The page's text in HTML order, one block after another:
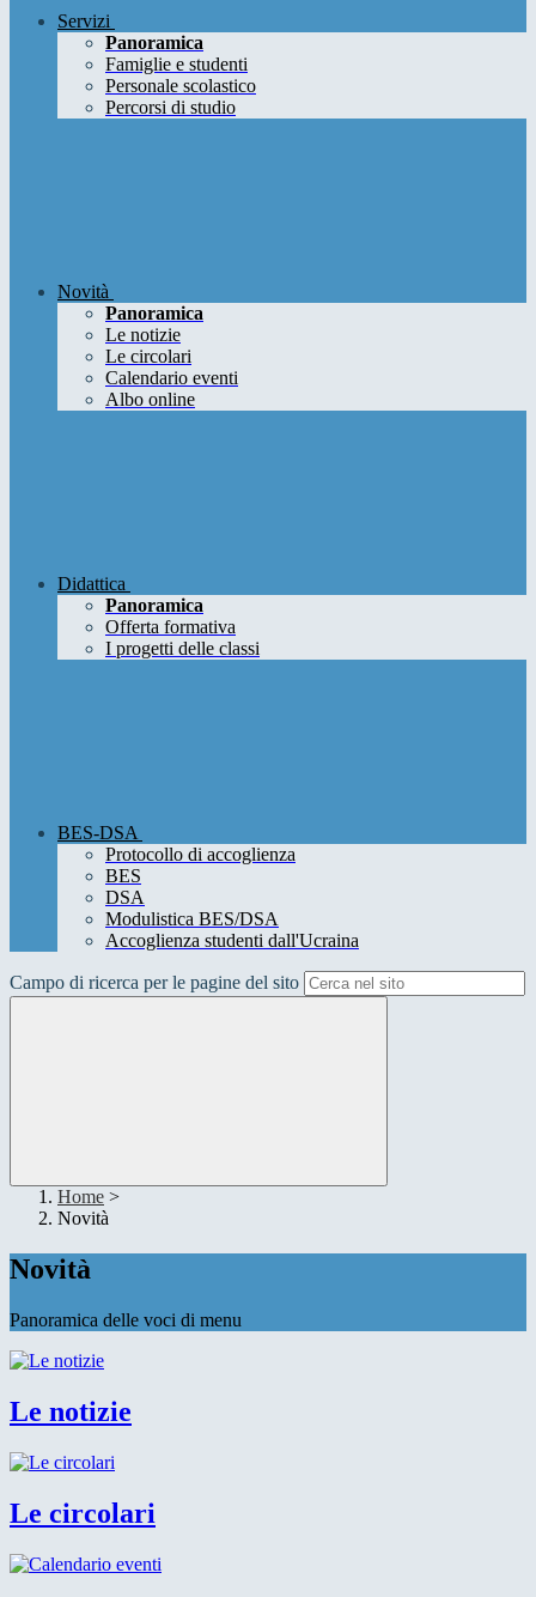
Servizi
Panoramica
Famiglie e studenti
Personale scolastico
Percorsi di studio
Novità
Panoramica
Le notizie
Le circolari
Calendario eventi
Albo online
Didattica
Panoramica
Offerta formativa
I progetti delle classi
BES-DSA
Protocollo di accoglienza
BES
DSA
Modulistica BES/DSA
Accoglienza studenti dall'Ucraina
Campo di ricerca per le pagine del sito
Home >
Novità
Novità
Panoramica delle voci di menu
Le notizie
Le circolari